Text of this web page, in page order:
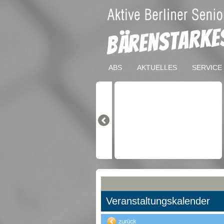
ABS AKTUELLES SERVICE
Veranstaltungskalender